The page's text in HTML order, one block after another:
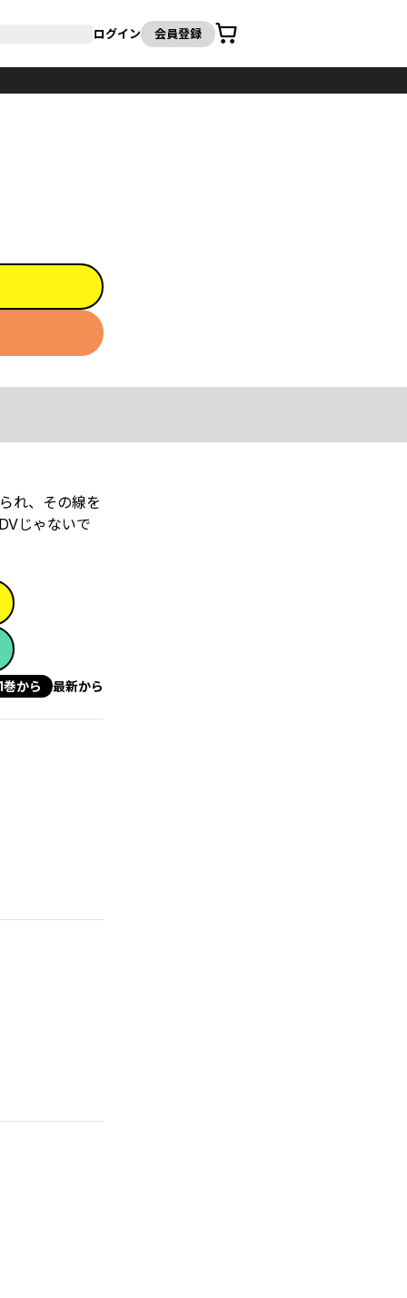
ログイン 会員登録
カート
れ、その線を
じゃないで
巻から 最新から